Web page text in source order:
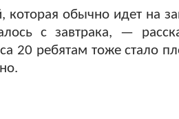
обычно идет на
с завтрака, —
20 ребятам тоже стало